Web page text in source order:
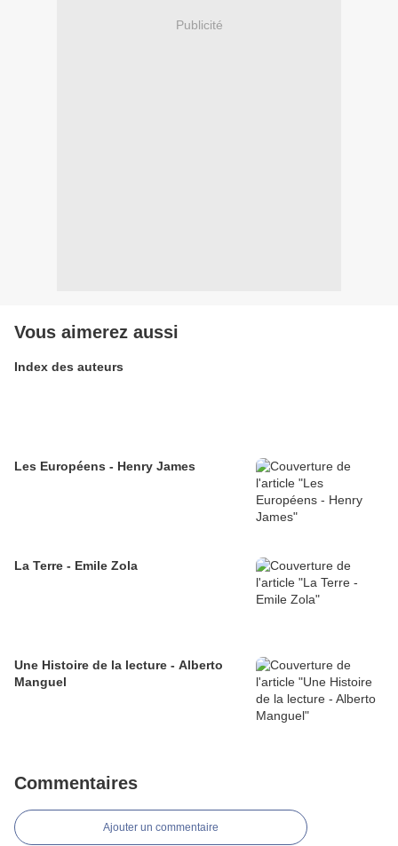
Publicité
Vous aimerez aussi
Index des auteurs
Les Européens - Henry James
La Terre - Emile Zola
Une Histoire de la lecture - Alberto
Manguel
Commentaires
Ajouter un commentaire